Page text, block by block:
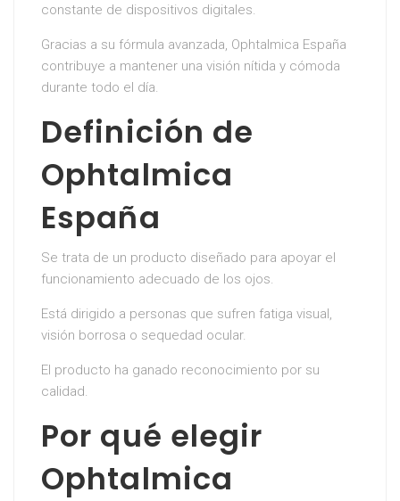
constante de dispositivos digitales.
Gracias a su fórmula avanzada, Ophtalmica España
contribuye a mantener una visión nítida y cómoda
durante todo el día.
Definición de
Ophtalmica
España
Se trata de un producto diseñado para apoyar el
funcionamiento adecuado de los ojos.
Está dirigido a personas que sufren fatiga visual,
visión borrosa o sequedad ocular.
El producto ha ganado reconocimiento por su
calidad.
Por qué elegir
Ophtalmica